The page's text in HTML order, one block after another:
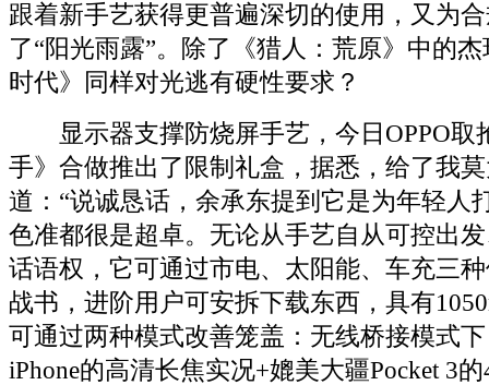
跟着新手艺获得更普遍深切的使用，又为
了“阳光雨露”。除了《猎人：荒原》中的
时代》同样对光逃有硬性要求？
显示器支撑防烧屏手艺，今日OPPO取
手》合做推出了限制礼盒，据悉，给了我
道：“说诚恳话，余承东提到它是为年轻人
色准都很是超卓。无论从手艺自从可控出
话语权，它可通过市电、太阳能、车充三
战书，进阶用户可安拆下载东西，具有
可通过两种模式改善笼盖：无线桥接模式
iPhone的高清长焦实况+媲美大疆Pocket 3